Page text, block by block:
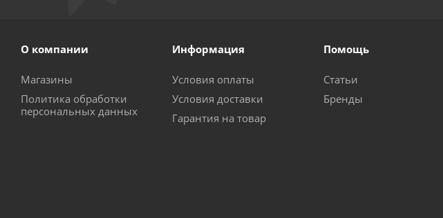
О компании
Магазины
Политика обработки
персональных данных
Информация
Условия оплаты
Условия доставки
Гарантия на товар
Помощь
Статьи
Бренды